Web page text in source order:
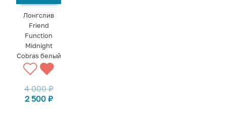
Лонгслив
Friend
Function
Midnight
Cobras белый
4 000₽
2 500 ₽